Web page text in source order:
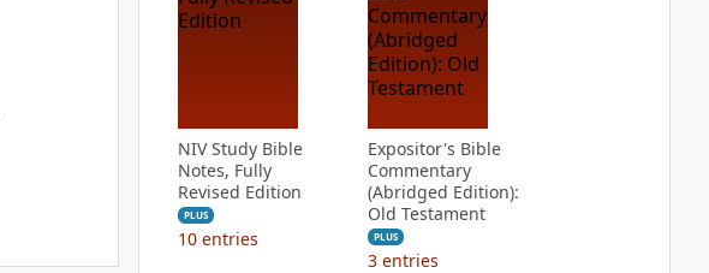
NIV Study Bible
Notes, Fully
Revised Edition
PLUS
10 entries
Expositor's Bible
Commentary
(Abridged Edition):
Old Testament
PLUS
3 entries